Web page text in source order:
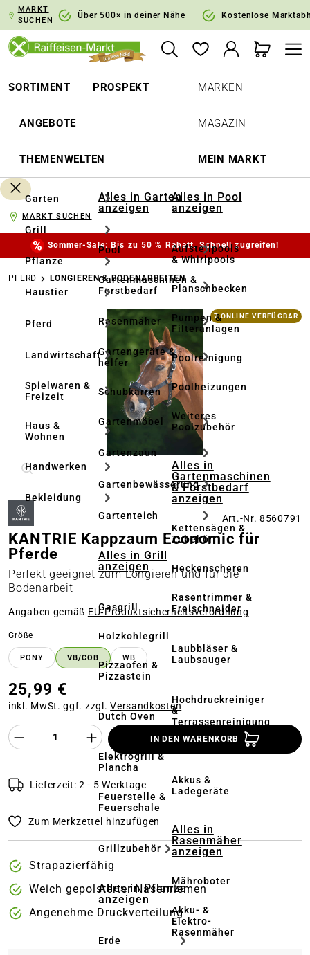
Zur Hauptnavigation springen
MARKT
SUCHEN
Über 500× in deiner Nähe Kostenlose
SORTIMENT PROSPEKT
ANGEBOTE
THEMENWELTEN
MARKEN
MAGAZIN
MEIN MARKT
Garten
Grill
Pflanze
Haustier
Pferd
Landwirtschaft
Spielwaren &
Freizeit
Haus &
Wohnen
Handwerken
Bekleidung
Alles in Garten
anzeigen
Pool
Gartenmaschinen &
Forstbedarf
Rasenmäher
Gartengeräte & -
helfer
Schubkarren
Gartenmöbel
Gartenzaun
Gartenbewässerung
Gartenteich
Alles in Grill
anzeigen
Gasgrill
Holzkohlegrill
Pizzaofen &
Pizzastein
Dutch Oven
Elektrogrill &
Plancha
Feuerstelle &
Feuerschale
Grillzubehör
Alles in Pflanze
anzeigen
Erde
Alles in Pool
anzeigen
Aufstellpools
& Whirlpools
Planschbecken
Pumpen &
Filteranlagen
Poolreinigung
Poolheizungen
Weiteres
Poolzubehör
Alles in
Gartenmaschinen
& Forstbedarf
anzeigen
Kettensägen &
Zubehör
Heckenscheren
Rasentrimmer &
Freischneider
Laubbläser &
Laubsauger
Hochdruckreiniger
&
Terrassenreinigung
Akkus &
Ladegeräte
Alles in
Rasenmäher
anzeigen
Mähroboter
Akku- &
Elektro-
Rasenmäher
MARKT SUCHEN
Sommer-Sale: Bis zu 50 % Rabatt. Schnell zugreifen!
PFERD LONGIEREN & BODENARBEITEN
Bildergalerie überspringen 7 ONLINE VERFÜGBAR
Art.-Nr. 8560791
KANTRIE Kappzaum Economic für
Pferde
Perfekt geeignet zum Longieren und für die
Bodenarbeit
Angaben gemäß EU‑Produktsicherheitsverordnung
Größe
PONY VB/COB WB
25,99 €
inkl. MwSt. ggf. zzgl.Versandkosten
Produkt Anzahl des Produktes
IN DEN WARENKORB
Lieferzeit: 2 - 5 Werktage
Zum Merkzettel hinzufügen
Strapazierfähig
Weich gepolsterter Nasenriemen
Angenehme Druckverteilung